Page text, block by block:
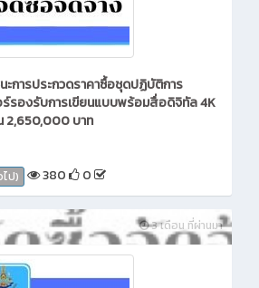
ะการประกวดราคาซื้อชุดปฏิบัติการ
รองรับการเขียนแบบพร้อมสื่อดิจิทัล 4K
2,650,000 บาท
ไป) 380 0
3 เดือน ที่ผ่านมา